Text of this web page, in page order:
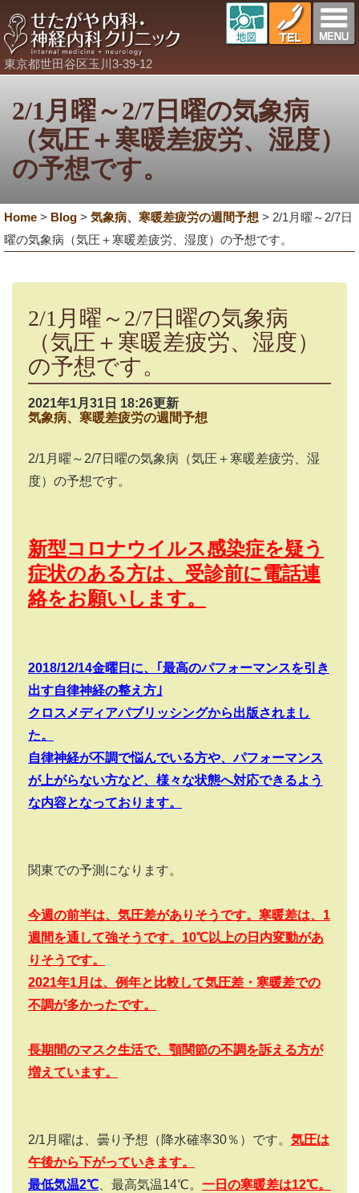
東京都世田谷区玉川3-39-12
2/1月曜～2/7日曜の気象病
（気圧＋寒暖差疲労、湿度）
の予想です。
Home > Blog > 気象病、寒暖差疲労の週間予想 > 2/1月曜～2/7日
曜の気象病（気圧＋寒暖差疲労、湿度）の予想です。
2/1月曜～2/7日曜の気象病
（気圧＋寒暖差疲労、湿度）
の予想です。
2021年1月31日 18:26更新
気象病、寒暖差疲労の週間予想
2/1 月曜～ 2/7 日曜の気象病（気圧＋寒暖差疲労、湿
度）の予想です。
新型コロナウイルス感染症を疑う
症状のある方は、受診前に電話連
絡をお願いします。
2018/12/14金曜日に、｢最高のパフォーマンスを引き
出す自律神経の整え方｣
クロスメディアパブリッシングから出版されまし
た。
自律神経が不調で悩んでいる方や、パフォーマンス
が上がらない方など、様々な状態へ対応できるよう
な内容となっております。
関東での予測になります。
今週の前半は、気圧差がありそうです。寒暖差は、1
週間を通して強そうです。10℃以上の日内変動があ
りそうです。
2021年1月は、例年と比較して気圧差・寒暖差での
不調が多かったです。
長期間のマスク生活で、顎関節の不調を訴える方が
増えています。
2/1 月曜は、曇り予想（降水確率30％）です。 気圧は
午後から下がっていきます。
最低気温2℃ 、最高気温14℃。 一日の寒暖差は12℃。